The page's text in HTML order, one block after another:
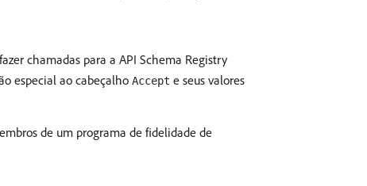
chamadas para a API Schema Registry
especial ao cabeçalho Accept e seus valores
de um programa de fidelidade de